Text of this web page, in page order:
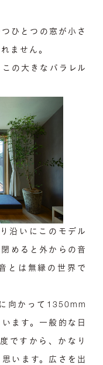
ひとつの窓が小さ
ません。
の大きなパラレル
沿いにこのモデル
めると外からの音
とは無縁の世界で
向かって1350mm
ます。一般的な日
ですから、かなり
います。広さを出